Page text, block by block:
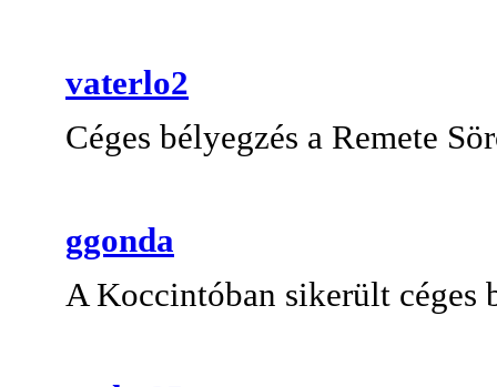
vaterlo2
Céges bélyegzés a Remete
ggonda
A Koccintóban sikerült céges